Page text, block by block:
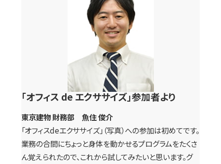
「オフィス de エクササイズ」参加者より
東京建物 財務部 魚住 俊介
「オフィスdeエクササイズ」（写真）への参加は初めてです。
業務の合間にちょっと身体を動かせるプログラムをたくさ
ん覚えられたので、これから試してみたいと思います。グ